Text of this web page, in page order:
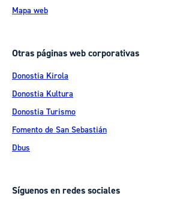
Mapa web
Otras páginas web corporativas
Donostia Kirola
Donostia Kultura
Donostia Turismo
Fomento de San Sebastián
Dbus
Síguenos en redes sociales